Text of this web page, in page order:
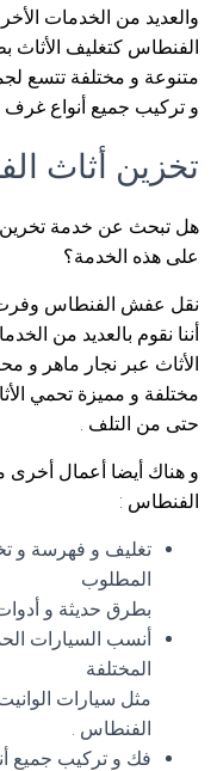
والعديد من الخدمات
الفنطاس كتغليف الأثاث
متنوعة و مختلفة تتسع
و تركيب جميع أنواع غرف
تخزين أثاث
هل تبحث عن خدمة تخرين
على هذه الخدمة؟
نقل عفش الفنطاس وفرت
أننا نقوم بالعديد من
الأثاث عبر نجار ماهر و
مختلفة و مميزة تحمي
حتى من التلف .
و هناك أيضا أعمال أخرى
الفنطاس :
تغليف و فهرسة و
المطلوب
بطرق حديثة و
أنسب السيارات
المختلفة
مثل سيارات
الفنطاس .
فك و تركيب جميع